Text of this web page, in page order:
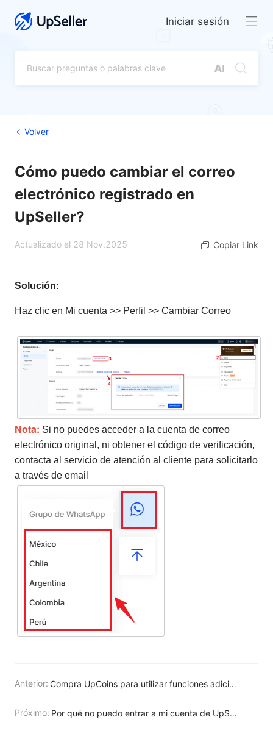
Iniciar sesión
Volver
Cómo puedo cambiar el correo
electrónico registrado en
UpSeller?
Actualizado el 28 Nov,2025 Copiar Link
Solución:
Haz clic en Mi cuenta >> Perfil >> Cambiar Correo
Nota: Si no puedes acceder a la cuenta de correo
electrónico original, ni obtener el código de verificación,
contacta al servicio de atención al cliente para solicitarlo
a través de email
Anterior: Compra UpCoins para utilizar funciones adicionales de UpSeller
Próximo: Por qué no puedo entrar a mi cuenta de UpSeller y qué debo hacer?